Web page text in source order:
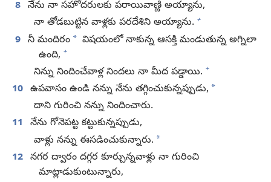
8 నేను నా సహోదరులకు పరాయివాణ్ణి అయ్యాను,
నా తోడబుట్టిన వాళ్లకు పరదేశిని అయ్యాను. +
9 నీ మందిరం * విషయంలో నాకున్న ఆసక్తి మండుతున్న అగ్నిలా
ఉంది, +
నిన్ను నిందించేవాళ్ల నిందలు నా మీద పడ్డాయి. +
10 ఉపవాసం ఉండి నన్ను నేను తగ్గించుకున్నప్పుడు, *
దాని గురించి నన్ను నిందించారు.
11
నేను గోనెపట్ట కట్టుకున్నప్పుడు,
వాళ్లు నన్ను ఈసడించుకున్నారు. *
12 నగర ద్వారం దగ్గర కూర్చున్నవాళ్లు నా గురించి
మాట్లాడుకుంటున్నారు,